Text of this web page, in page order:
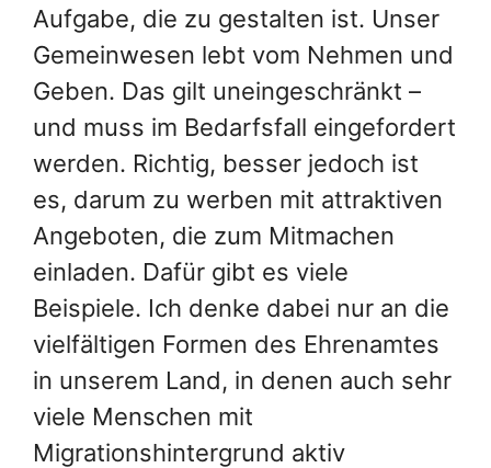
Aufgabe, die zu gestalten ist. Unser
Gemeinwesen lebt vom Nehmen und
Geben. Das gilt uneingeschränkt –
und muss im Bedarfsfall eingefordert
werden. Richtig, besser jedoch ist
es, darum zu werben mit attraktiven
Angeboten, die zum Mitmachen
einladen. Dafür gibt es viele
Beispiele. Ich denke dabei nur an die
vielfältigen Formen des Ehrenamtes
in unserem Land, in denen auch sehr
viele Menschen mit
Migrationshintergrund aktiv